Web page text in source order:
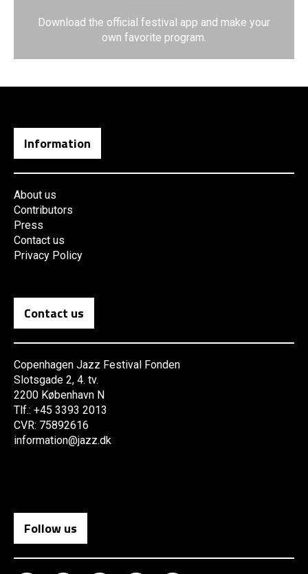
Download the official festival app and make your
own favorite program.
Information
About us
Contributors
Press
Contact us
Privacy Policy
Contact us
Copenhagen Jazz Festival Fonden
Slotsgade 2, 4. tv.
2200 København N
Tlf.: +45 3393 2013
CVR: 75892616
information@jazz.dk
Follow us